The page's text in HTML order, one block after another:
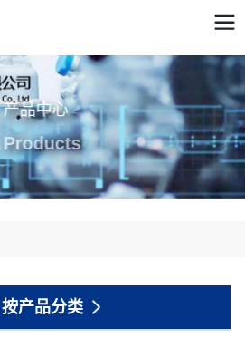
产品中心
Products
按产品分类